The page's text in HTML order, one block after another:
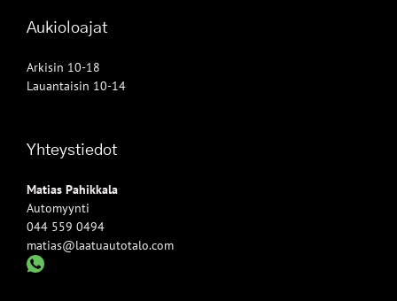
Aukioloajat
Arkisin 10-18
Lauantaisin 10-14
Yhteystiedot
Matias Pahikkala
Automyynti
044 559 0494
matias@laatuautotalo.com